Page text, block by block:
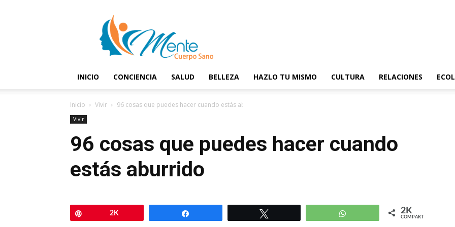
Cuerpo
Sano
INICIO CONCIENCIA SALUD BELLEZA HAZLO TU MISMO CULTURA RELACIONES
Inicio Vivir 96 cosas que puedes hacer cuando estás aburrido
Vivir
96 cosas que puedes hacer cuando
estás aburrido
2K 2K
COMPARTIR